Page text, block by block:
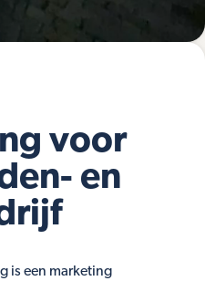
voor
en
is een marketing